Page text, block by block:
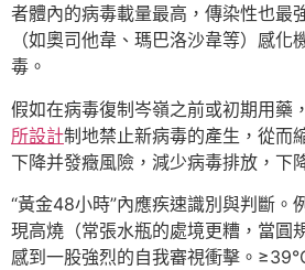
者體內的病毒載量最高，傳染性也最
（如奧司他韋、瑪巴洛沙韋等）感化
毒。
假如在病毒復制岑嶺之前或初期用藥
所設計制地禁止新病毒的產生，從而
下降并發癥風險，減少病毒排放，下
“黃金48小時”內應疾速識別與判斷。
現高燒（常張水瓶的處境更糟，當圓
感到一股強烈的自我審視衝擊。